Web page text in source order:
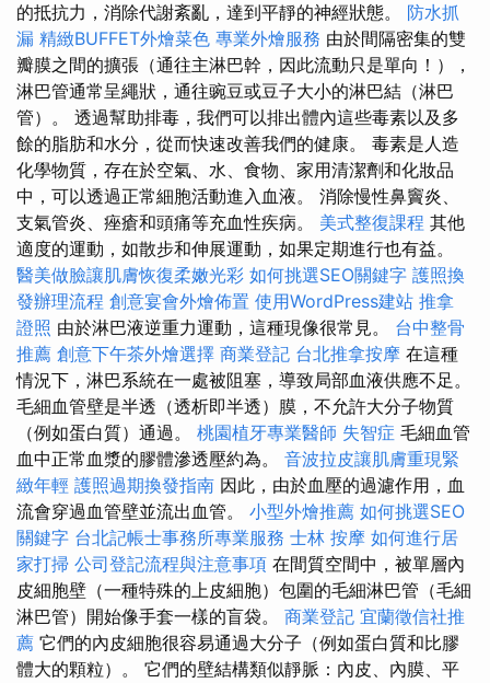
的抵抗力，消除代謝紊亂，達到平靜的神經狀態。 防水抓
漏 精緻BUFFET外燴菜色 專業外燴服務 由於間隔密集的雙
瓣膜之間的擴張（通往主淋巴幹，因此流動只是單向！），
淋巴管通常呈繩狀，通往豌豆或豆子大小的淋巴結（淋巴
管）。 透過幫助排毒，我們可以排出體內這些毒素以及多
餘的脂肪和水分，從而快速改善我們的健康。 毒素是人造
化學物質，存在於空氣、水、食物、家用清潔劑和化妝品
中，可以透過正常細胞活動進入血液。 消除慢性鼻竇炎、
支氣管炎、痤瘡和頭痛等充血性疾病。 美式整復課程 其他
適度的運動，如散步和伸展運動，如果定期進行也有益。
醫美做臉讓肌膚恢復柔嫩光彩 如何挑選SEO關鍵字 護照換
發辦理流程 創意宴會外燴佈置 使用WordPress建站 推拿
證照 由於淋巴液逆重力運動，這種現像很常見。 台中整骨
推薦 創意下午茶外燴選擇 商業登記 台北推拿按摩 在這種
情況下，淋巴系統在一處被阻塞，導致局部血液供應不足。
毛細血管壁是半透（透析即半透）膜，不允許大分子物質
（例如蛋白質）通過。 桃園植牙專業醫師 失智症 毛細血管
血中正常血漿的膠體滲透壓約為。 音波拉皮讓肌膚重現緊
緻年輕 護照過期換發指南 因此，由於血壓的過濾作用，血
流會穿過血管壁並流出血管。 小型外燴推薦 如何挑選SEO
關鍵字 台北記帳士事務所專業服務 士林 按摩 如何進行居
家打掃 公司登記流程與注意事項 在間質空間中，被單層內
皮細胞壁（一種特殊的上皮細胞）包圍的毛細淋巴管（毛細
淋巴管）開始像手套一樣的盲袋。 商業登記 宜蘭徵信社推
薦 它們的內皮細胞很容易通過大分子（例如蛋白質和比膠
體大的顆粒）。 它們的壁結構類似靜脈：內皮、內膜、平